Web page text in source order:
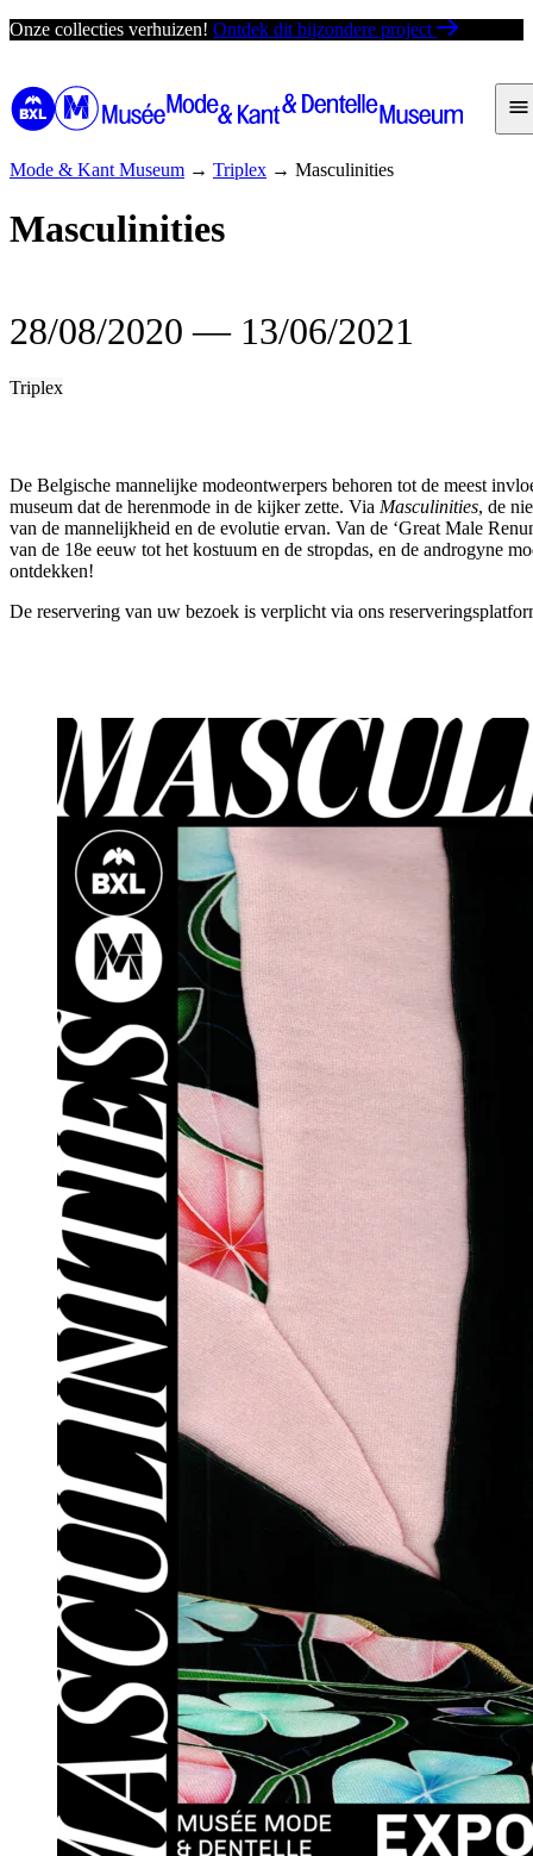
Ga
de
inhoud
Onze collecties verhuizen! Ontdek dit bijzondere project
Mode & Kant Museum → Triplex → Masculinities
Masculinities
28/08/2020 ― 13/06/2021
Triplex
De Belgische mannelijke modeontwerpers behoren tot de meest
museum dat de herenmode in de kijker zette. Via Masculinities, de
van de mannelijkheid en de evolutie ervan. Van de ‘Great Male
van de 18e eeuw tot het kostuum en de stropdas, en de androgyne
ontdekken!
De reservering van uw bezoek is verplicht via ons